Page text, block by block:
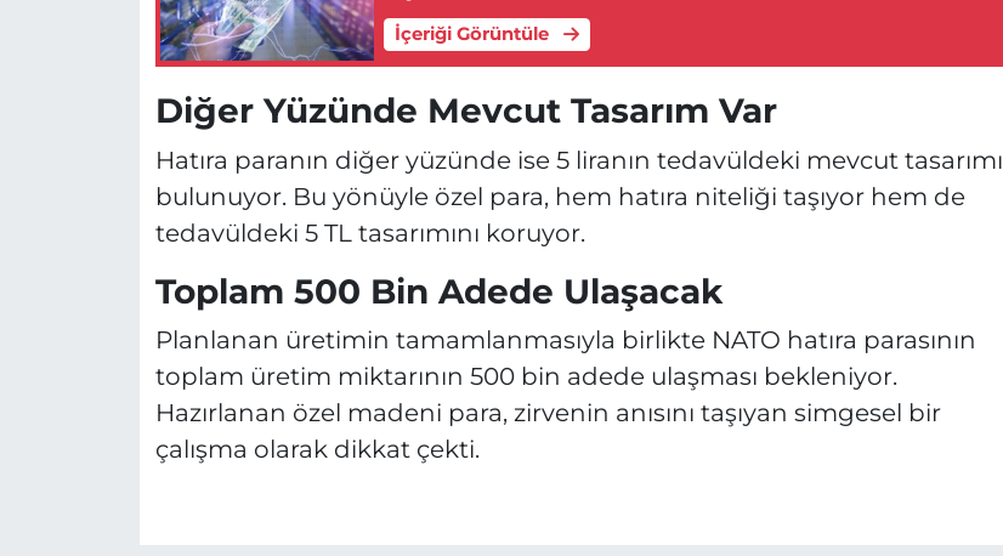
İçeriği Görüntüle
Diğer Yüzünde Mevcut Tasarım Var
Hatıra paranın diğer yüzünde ise 5 liranın tedavüldeki mevcut tasarımı
bulunuyor. Bu yönüyle özel para, hem hatıra niteliği taşıyor hem de
tedavüldeki 5 TL tasarımını koruyor.
Toplam 500 Bin Adede Ulaşacak
Planlanan üretimin tamamlanmasıyla birlikte NATO hatıra parasının
toplam üretim miktarının 500 bin adede ulaşması bekleniyor.
Hazırlanan özel madeni para, zirvenin anısını taşıyan simgesel bir
çalışma olarak dikkat çekti.